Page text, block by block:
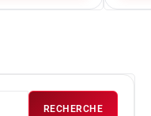
RECHERCHE